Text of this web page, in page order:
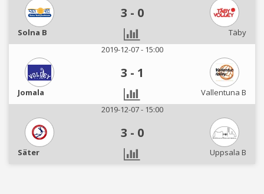
3 - 0
Solna B
Täby
2019-12-07 - 15:00
3 - 1
Jomala
Vallentuna B
2019-12-07 - 15:00
3 - 0
Säter Uppsala B